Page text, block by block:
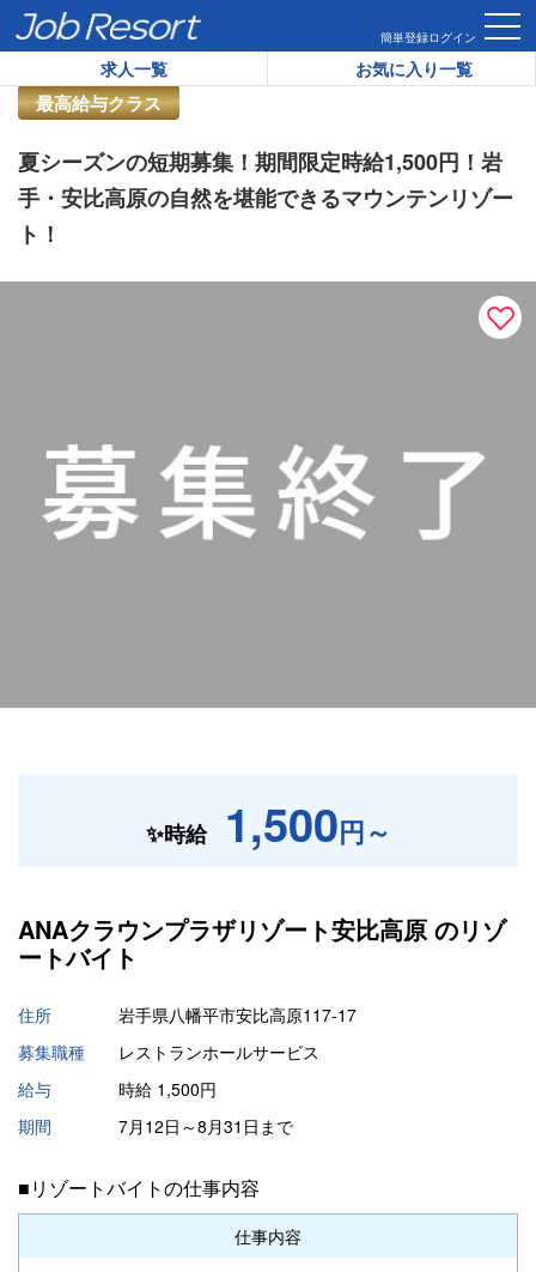
簡単登録ログイン
求人一覧 お気に入り一覧
HOME 求人一覧 夏シーズンの短期募集！期間限定時給1,500
最高給与クラス
リゾートバイト求人番号：
夏シーズンの短期募集！期間限定時給1,500円！岩
手・安比高原の自然を堪能できるマウンテンリゾー
ト！
✨時給 1,500円～
ANAクラウンプラザリゾート安比高原 のリゾ
ートバイト
住所
岩手県八幡平市安比高原117-17
募集職種
レストランホールサービス
給与
時給 1,500円
期間
7月12日～8月31日まで
■リゾートバイトの仕事内容
仕事内容